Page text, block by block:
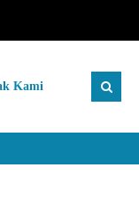
Kami